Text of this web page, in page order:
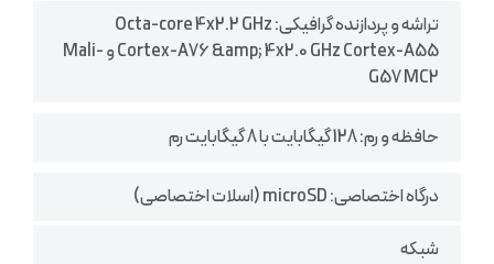
تراشه و پردازنده گرافیکی: Octa-core 4x2.2 GHz
Cortex-A76 &amp; 4x2.0 GHz Cortex-A55 و Mali-
G57 MC2
حافظه و رم: 128 گیگابایت با 8 گیگابایت رم
درگاه اختصاصی: microSD (اسلات اختصاصی)
شبکه